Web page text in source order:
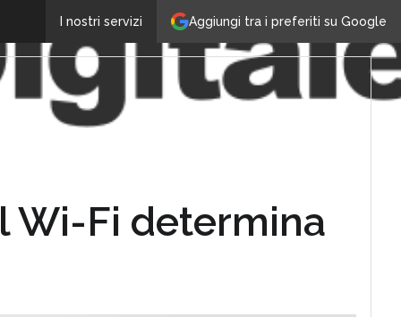
Aggiungi tra i preferiti su Google
I nostri servizi
Wi-Fi determina